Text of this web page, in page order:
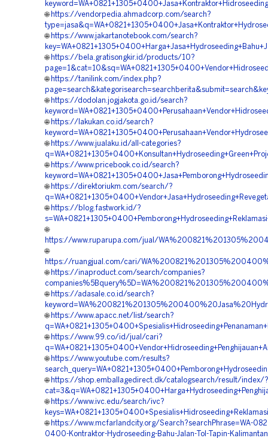
🌐 https://vendorpedia.ahmadcorp.com/search?
🌐 https://www.jakartanotebook.com/search?
🌐 https://bela.gratisongkir.id/products/10?
🌐 https://tanilink.com/index.php?
🌐 https://dodolan.jogjakota.go.id/search?
🌐 https://lakukan.co.id/search?
🌐 https://www.jualaku.id/all-categories?
🌐 https://www.pricebook.co.id/search?
🌐 https://direktoriukm.com/search/?
🌐 https://blog.fastwork.id/?
🌐
https://www.ruparupa.com/jual/
🌐
https://ruangjual.com/cari/
🌐 https://inaproduct.com/search/companies?
🌐 https://adasale.co.id/search?
🌐 https://www.apacc.net/list/search?
🌐 https://www.99.co/id/jual/cari?
🌐 https://www.youtube.com/results?
🌐 https://shop.emballagedirect.dk/catalogsearch/result/index/?
🌐 https://www.ivc.edu/search/ivc?
🌐 https://www.mcfarlandcity.org/Search?searchPhrase=WA-
0400-Kontraktor-Hydroseeding-Bahu-Jalan-Tol-Tapin-